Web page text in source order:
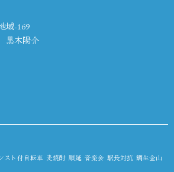
域-169
黒木陽介
スト付自転車 麦焼酎 順延 音楽会 駅長対抗 鯛生金山